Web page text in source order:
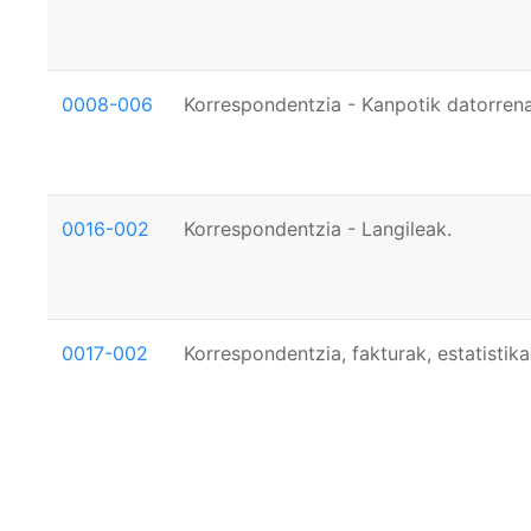
0008-006 Korrespondentzia - Kanpotik
0016-002 Korrespondentzia - Langileak.
0017-002 Korrespondentzia, fakturak,